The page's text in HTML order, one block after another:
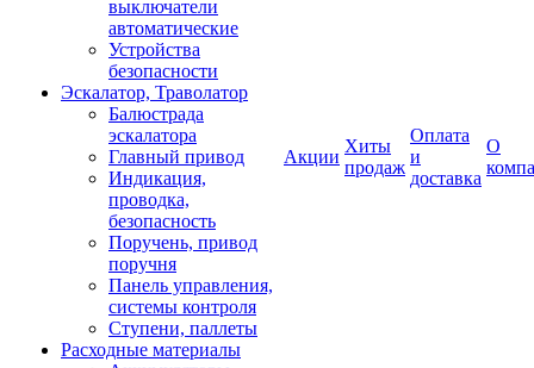
выключатели
автоматические
Устройства
безопасности
Эскалатор, Траволатор
Балюстрада
эскалатора
Главный привод
Индикация,
проводка,
безопасность
Поручень, привод
поручня
Панель управления,
системы контроля
Ступени, паллеты
Расходные материалы
Акции
Хиты
продаж
Оплата
и
доставка
О